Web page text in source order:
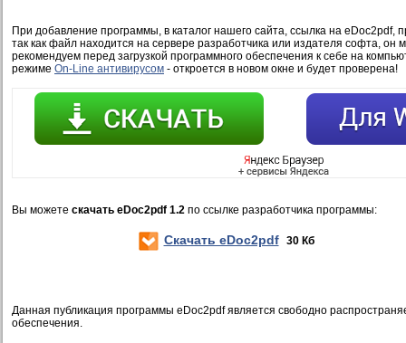
При добавление программы, в каталог нашего сайта, ссылка на eDoc2pdf,
так как файл находится на сервере разработчика или издателя софта,
рекомендуем перед загрузкой программного обеспечения к себе на
режиме On-Line антивирусом - откроется в новом окне и будет проверена!
Вы можете скачать eDoc2pdf 1.2 по ссылке разработчика программы:
Скачать eDoc2pdf 30 Кб
Данная публикация программы eDoc2pdf является свободно
обеспечения.